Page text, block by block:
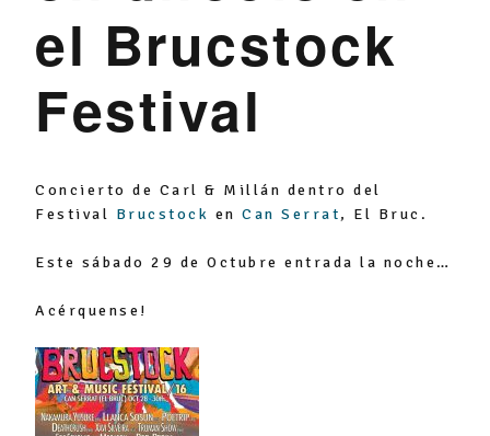
k
l
el Brucstock
Festival
Concierto de Carl & Millán dentro del
Festival Brucstock en Can Serrat, El Bruc.
Este sábado 29 de Octubre entrada la noche…
Acérquense!